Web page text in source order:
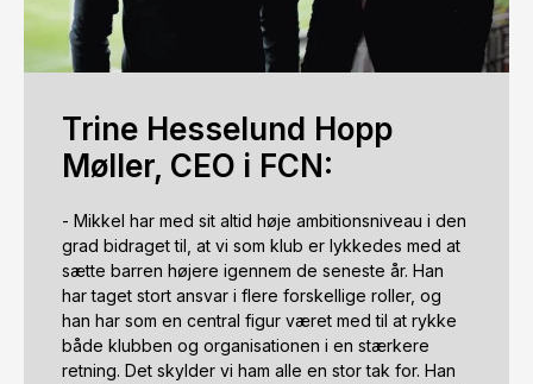
Trine Hesselund Hopp
Møller, CEO i FCN:
- Mikkel har med sit altid høje ambitionsniveau i den
grad bidraget til, at vi som klub er lykkedes med at
sætte barren højere igennem de seneste år. Han
har taget stort ansvar i flere forskellige roller, og
han har som en central figur været med til at rykke
både klubben og organisationen i en stærkere
retning. Det skylder vi ham alle en stor tak for. Han